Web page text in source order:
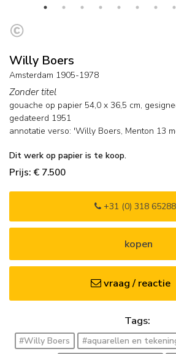
Willy Boers
Amsterdam 1905-1978
Zonder titel
gouache op papier 54,0 x 36,5 cm,
gedateerd 1951
annotatie verso: 'Willy Boers, Menton 13
Dit werk op papier is te koop.
Prijs: € 7.500
+31 (0) 318
kopen
vraag / reactie
Tags:
#Willy Boers #aquarellen en